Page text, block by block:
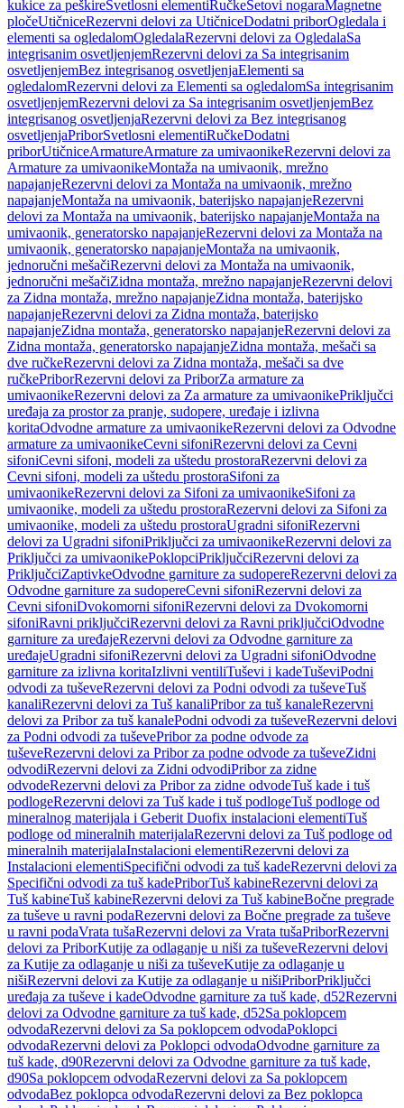
kukice za peškireSvetlosni elementiRučkeSetovi nogaraMagnetne
pločeUtičniceRezervni delovi za UtičniceDodatni priborOgledala i
elementi sa ogledalomOgledalaRezervni delovi za OgledalaSa
integrisanim osvetljenjemRezervni delovi za Sa integrisanim
osvetljenjemBez integrisanog osvetljenjaElementi sa
ogledalomRezervni delovi za Elementi sa ogledalomSa integrisanim
osvetljenjemRezervni delovi za Sa integrisanim osvetljenjemBez
integrisanog osvetljenjaRezervni delovi za Bez integrisanog
osvetljenjaPriborSvetlosni elementiRučkeDodatni
priborUtičniceArmatureArmature za umivaonikeRezervni delovi za
Armature za umivaonikeMontaža na umivaonik, mrežno
napajanjeRezervni delovi za Montaža na umivaonik, mrežno
napajanjeMontaža na umivaonik, baterijsko napajanjeRezervni
delovi za Montaža na umivaonik, baterijsko napajanjeMontaža na
umivaonik, generatorsko napajanjeRezervni delovi za Montaža na
umivaonik, generatorsko napajanjeMontaža na umivaonik,
jednoručni mešačiRezervni delovi za Montaža na umivaonik,
jednoručni mešačiZidna montaža, mrežno napajanjeRezervni delovi
za Zidna montaža, mrežno napajanjeZidna montaža, baterijsko
napajanjeRezervni delovi za Zidna montaža, baterijsko
napajanjeZidna montaža, generatorsko napajanjeRezervni delovi za
Zidna montaža, generatorsko napajanjeZidna montaža, mešači sa
dve ručkeRezervni delovi za Zidna montaža, mešači sa dve
ručkePriborRezervni delovi za PriborZa armature za
umivaonikeRezervni delovi za Za armature za umivaonikePriključci
uređaja za prostor za pranje, sudopere, uređaje i izlivna
koritaOdvodne armature za umivaonikeRezervni delovi za Odvodne
armature za umivaonikeCevni sifoniRezervni delovi za Cevni
sifoniCevni sifoni, modeli za uštedu prostoraRezervni delovi za
Cevni sifoni, modeli za uštedu prostoraSifoni za
umivaonikeRezervni delovi za Sifoni za umivaonikeSifoni za
umivaonike, modeli za uštedu prostoraRezervni delovi za Sifoni za
umivaonike, modeli za uštedu prostoraUgradni sifoniRezervni
delovi za Ugradni sifoniPriključci za umivaonikeRezervni delovi za
Priključci za umivaonikePoklopciPriključciRezervni delovi za
PriključciZaptivkeOdvodne garniture za sudopereRezervni delovi za
Odvodne garniture za sudopereCevni sifoniRezervni delovi za
Cevni sifoniDvokomorni sifoniRezervni delovi za Dvokomorni
sifoniRavni priključciRezervni delovi za Ravni priključciOdvodne
garniture za uređajeRezervni delovi za Odvodne garniture za
uređajeUgradni sifoniRezervni delovi za Ugradni sifoniOdvodne
garniture za izlivna koritaIzlivni ventiliTuševi i kadeTuševiPodni
odvodi za tuševeRezervni delovi za Podni odvodi za tuševeTuš
kanaliRezervni delovi za Tuš kanaliPribor za tuš kanaleRezervni
delovi za Pribor za tuš kanalePodni odvodi za tuševeRezervni delovi
za Podni odvodi za tuševePribor za podne odvode za
tuševeRezervni delovi za Pribor za podne odvode za tuševeZidni
odvodiRezervni delovi za Zidni odvodiPribor za zidne
odvodeRezervni delovi za Pribor za zidne odvodeTuš kade i tuš
podlogeRezervni delovi za Tuš kade i tuš podlogeTuš podloge od
mineralnog materijala i Geberit Duofix instalacioni elementiTuš
podloge od mineralnih materijalaRezervni delovi za Tuš podloge od
mineralnih materijalaInstalacioni elementiRezervni delovi za
Instalacioni elementiSpecifični odvodi za tuš kadeRezervni delovi za
Specifični odvodi za tuš kadePriborTuš kabineRezervni delovi za
Tuš kabineTuš kabineRezervni delovi za Tuš kabineBočne pregrade
za tuševe u ravni podaRezervni delovi za Bočne pregrade za tuševe
u ravni podaVrata tušaRezervni delovi za Vrata tušaPriborRezervni
delovi za PriborKutije za odlaganje u niši za tuševeRezervni delovi
za Kutije za odlaganje u niši za tuševeKutije za odlaganje u
nišiRezervni delovi za Kutije za odlaganje u nišiPriborPriključci
uređaja za tuševe i kadeOdvodne garniture za tuš kade, d52Rezervni
delovi za Odvodne garniture za tuš kade, d52Sa poklopcem
odvodaRezervni delovi za Sa poklopcem odvodaPoklopci
odvodaRezervni delovi za Poklopci odvodaOdvodne garniture za
tuš kade, d90Rezervni delovi za Odvodne garniture za tuš kade,
d90Sa poklopcem odvodaRezervni delovi za Sa poklopcem
odvodaBez poklopca odvodaRezervni delovi za Bez poklopca